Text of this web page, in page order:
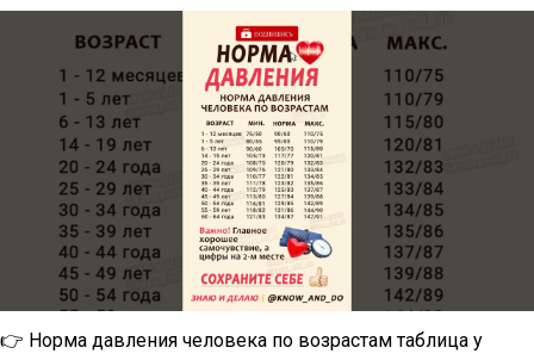
👉 Норма давления человека по возрастам таблица у